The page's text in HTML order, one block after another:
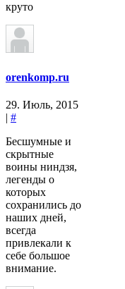
круто
orenkomp.ru
29. Июль, 2015
| #
Бесшумные и
скрытные
воины ниндзя,
легенды о
которых
сохранились до
наших дней,
всегда
привлекали к
себе большое
внимание.